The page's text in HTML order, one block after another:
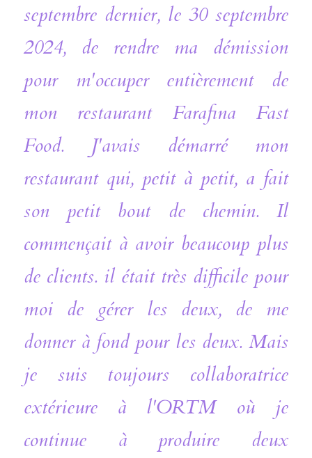
septembre dernier, le 30 septembre
2024, de rendre ma démission
pour m'occuper entièrement de
mon restaurant Farafina Fast
Food. J'avais démarré mon
restaurant qui, petit à petit, a fait
son petit bout de chemin. Il
commençait à avoir beaucoup plus
de clients. il était très difficile pour
moi de gérer les deux, de me
donner à fond pour les deux. Mais
je suis toujours collaboratrice
extérieure à l'ORTM où je
continue à produire deux